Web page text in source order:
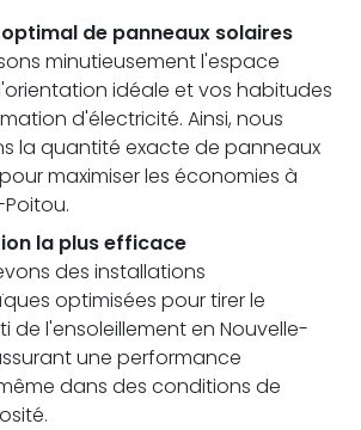
de panneaux solaires
minutieusement l'espace
idéale et vos habitudes
d'électricité. Ainsi, nous
la quantité exacte de panneaux
maximiser les économies à
la plus efficace
des installations
optimisées pour tirer le
de l'ensoleillement en Nouvelle-
une performance
dans des conditions de